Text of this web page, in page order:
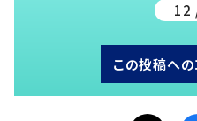
12
この投稿への